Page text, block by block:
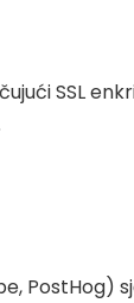
SSL
PostHog)